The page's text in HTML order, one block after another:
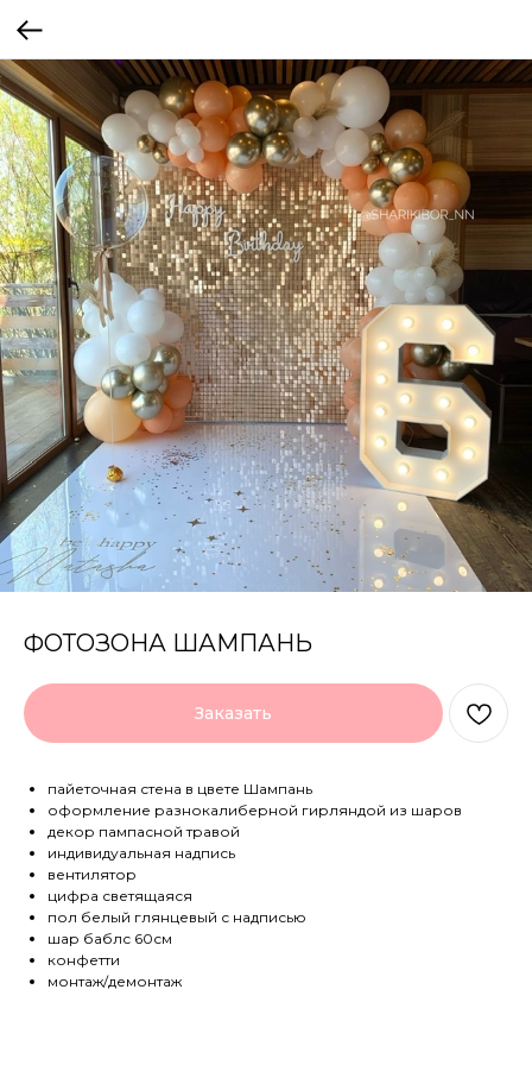
ФОТОЗОНА ШАМПАНЬ
Заказать
пайеточная стена в цвете Шампань
оформление разнокалиберной гирляндой из шаров
декор пампасной травой
индивидуальная надпись
вентилятор
цифра светящаяся
пол белый глянцевый с надписью
шар баблс 60см
конфетти
монтаж/демонтаж